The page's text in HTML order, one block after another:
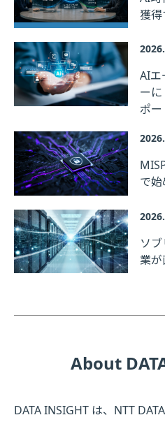
獲
AIエ
ー
ポー
で
ソ
業
About
DATA INSIGHT は、NTT